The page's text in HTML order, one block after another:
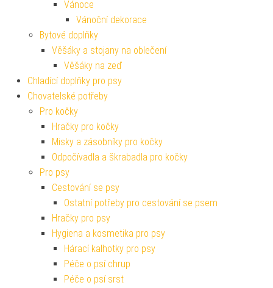
Vánoce
Vánoční dekorace
Bytové doplňky
Věšáky a stojany na oblečení
Věšáky na zeď
Chladící doplňky pro psy
Chovatelské potřeby
Pro kočky
Hračky pro kočky
Misky a zásobníky pro kočky
Odpočívadla a škrabadla pro kočky
Pro psy
Cestování se psy
Ostatní potřeby pro cestování se psem
Hračky pro psy
Hygiena a kosmetika pro psy
Hárací kalhotky pro psy
Péče o psí chrup
Péče o psí srst